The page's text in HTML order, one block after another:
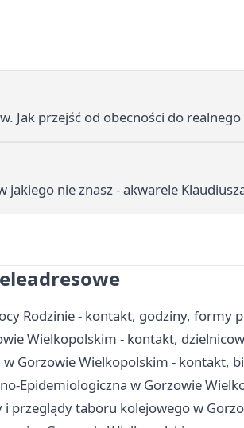
Jak przejść od obecności do
jakiego nie znasz - akwarele
Rodzinie - kontakt, godziny, formy
Wielkopolskim - kontakt,
w Gorzowie Wielkopolskim - kontakt,
Epidemiologiczna w Gorzowie
i przeglądy taboru kolejowego w